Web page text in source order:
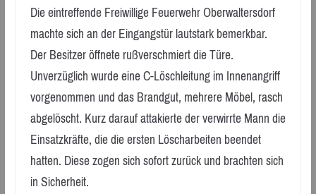
Die eintreffende Freiwillige Feuerwehr Oberwaltersdorf
machte sich an der Eingangstür lautstark bemerkbar.
Der Besitzer öffnete rußverschmiert die Türe.
Unverzüglich wurde eine C-Löschleitung im Innenangriff
vorgenommen und das Brandgut, mehrere Möbel, rasch
abgelöscht. Kurz darauf attakierte der verwirrte Mann die
Einsatzkräfte, die die ersten Löscharbeiten beendet
hatten. Diese zogen sich sofort zurück und brachten sich
in Sicherheit.